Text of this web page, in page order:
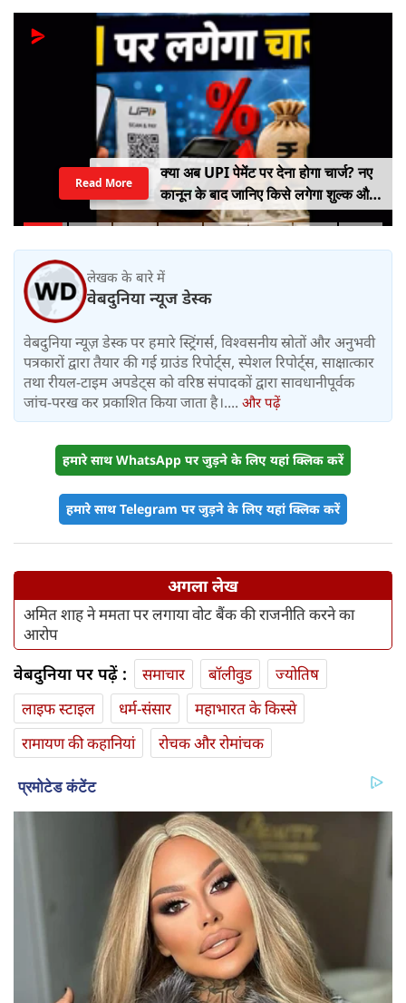
NEET पेपर लीक में बड़ा खुलासा! CBI का
दावा- NTA के अधिकारियों ने ही लीक किए
थे प्रश्नपत्र
Read More
लेखक के बारे में
वेबदुनिया न्यूज डेस्क
वेबदुनिया न्यूज़ डेस्क पर हमारे स्ट्रिंगर्स, विश्वसनीय स्रोतों और अनुभवी
पत्रकारों द्वारा तैयार की गई ग्राउंड रिपोर्ट्स, स्पेशल रिपोर्ट्स, साक्षात्कार
तथा रीयल-टाइम अपडेट्स को वरिष्ठ संपादकों द्वारा सावधानीपूर्वक
जांच-परख कर प्रकाशित किया जाता है।.... और पढ़ें
हमारे साथ WhatsApp पर जुड़ने के लिए यहां क्लिक करें
हमारे साथ Telegram पर जुड़ने के लिए यहां क्लिक करें
अगला लेख
अमित शाह ने ममता पर लगाया वोट बैंक की राजनीति करने का
आरोप
वेबदुनिया पर पढ़ें : समाचार बॉलीवुड
ज्योतिष
लाइफ स्‍टाइल
धर्म-संसार
महाभारत के किस्से
रामायण की कहानियां
रोचक और रोमांचक